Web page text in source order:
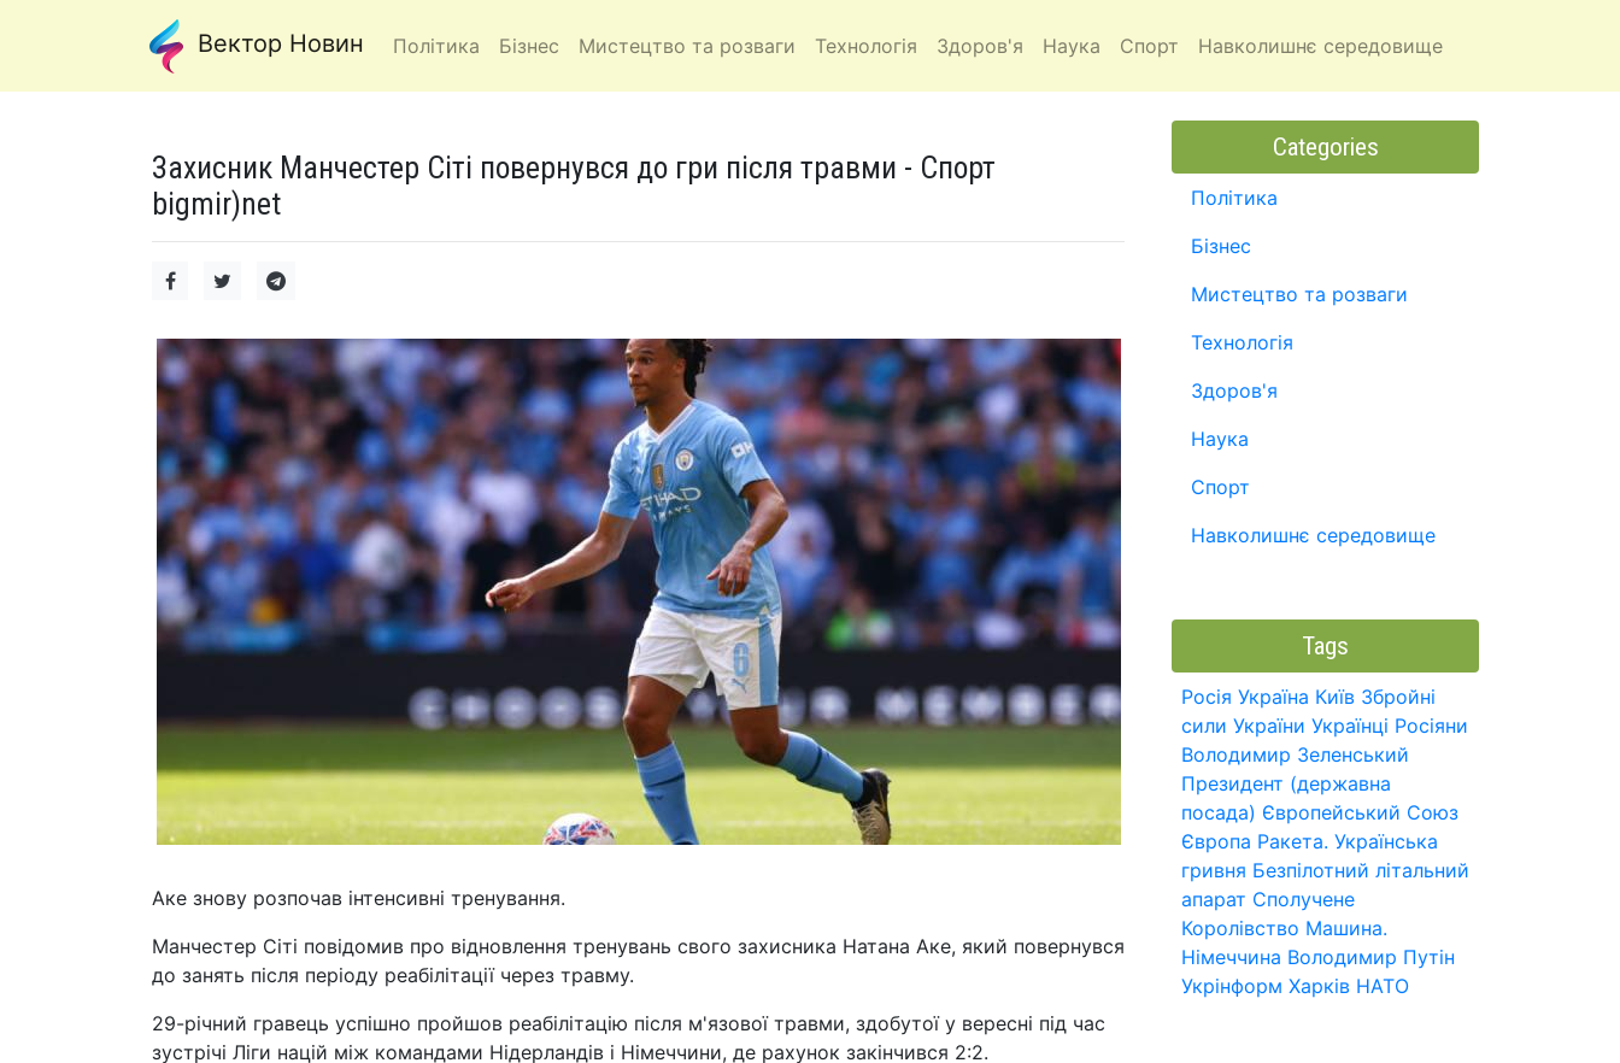
Вектор Новин Політика Бізнес Мистецтво та розваги Технологія Здоров'я Наука Спорт Навколишнє середовище
Захисник Манчестер Сіті повернувся до гри після травми - Спорт
bigmir)net
Аке знову розпочав інтенсивні тренування.
Манчестер Сіті повідомив про відновлення тренувань свого захисника Натана Аке, який повернувся
до занять після періоду реабілітації через травму.
29-річний гравець успішно пройшов реабілітацію після м'язової травми, здобутої у вересні під час
зустрічі Ліги націй між командами Нідерландів і Німеччини, де рахунок закінчився 2:2.
Categories
Політика
Бізнес
Мистецтво та розваги
Технологія
Здоров'я
Наука
Спорт
Навколишнє середовище
Tags
Росія Україна Київ Збройні
сили України Українці Росіяни
Володимир Зеленський
Президент (державна
посада) Європейський Союз
Європа Ракета. Українська
гривня Безпілотний літальний
апарат Сполучене
Королівство Машина.
Німеччина Володимир Путін
Укрінформ Харків НАТО